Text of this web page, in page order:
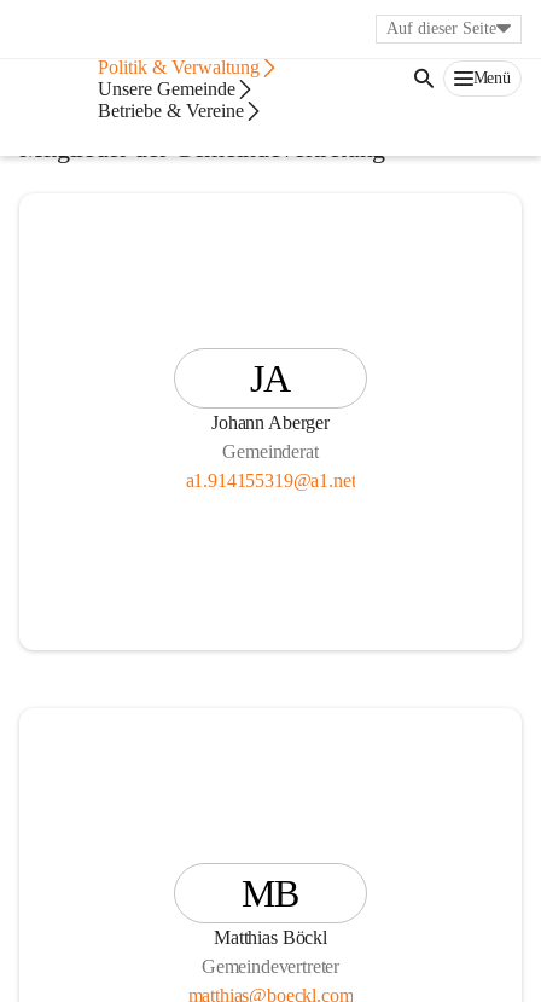
Politik & Verwaltung
Unsere Gemeinde
Betriebe & Vereine
Menü
Auf dieser Seite
Gemeindevertretung
Mitglieder der Gemeindevertretung
JA
Johann Aberger
Gemeinderat
a1.914155319@a1.net
MB
Matthias Böckl
Gemeindevertreter
matthias@boeckl.com